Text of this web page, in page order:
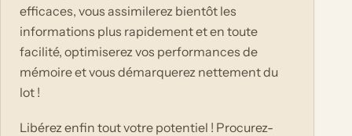
efficaces, vous assimilerez bientôt les
informations plus rapidement et en toute
facilité, optimiserez vos performances de
mémoire et vous démarquerez nettement du
lot !
Libérez enfin tout votre potentiel ! Procurez-